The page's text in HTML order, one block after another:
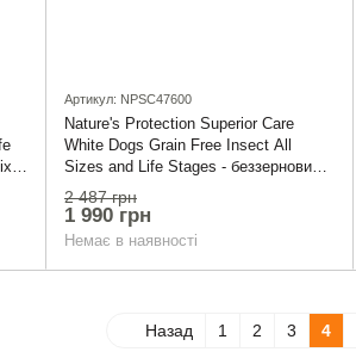
Артикул: NPSC47600
Nature's Protection Superior Care
White Dogs Grain Free Insect All
Sizes and Life Stages - беззерновий
сухий корм для собак усіх розмірів і
стадій розвитку з білою шерстю із
білком комах
2 487 грн
1 990 грн
Немає в наявності
Назад 1 2 3 4